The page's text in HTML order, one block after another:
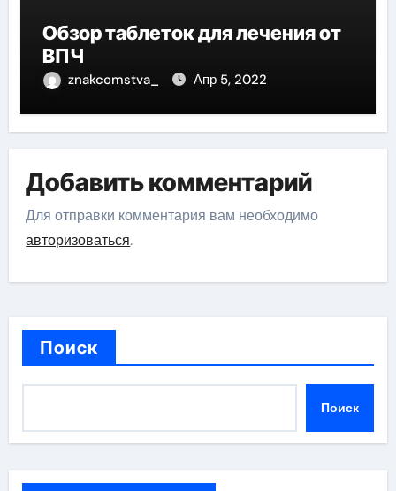
Обзор таблеток для лечения от
ВПЧ
znakcomstva_ Апр 5, 2022
Добавить комментарий
Для отправки комментария вам необходимо
авторизоваться.
Поиск
Поиск